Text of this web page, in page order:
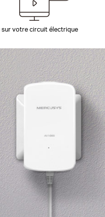
sur votre circuit électrique